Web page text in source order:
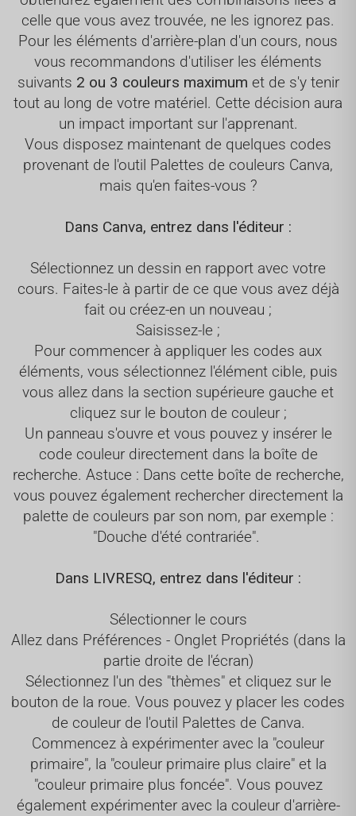
celle que vous avez trouvée, ne les ignorez pas.
Pour les éléments d'arrière-plan d'un cours, nous
vous recommandons d'utiliser les éléments
suivants 2 ou 3 couleurs maximum et de s'y tenir
tout au long de votre matériel. Cette décision aura
un impact important sur l'apprenant.
Vous disposez maintenant de quelques codes
provenant de l'outil Palettes de couleurs Canva,
mais qu'en faites-vous ?
Dans Canva, entrez dans l'éditeur :
Sélectionnez un dessin en rapport avec votre
cours. Faites-le à partir de ce que vous avez déjà
fait ou créez-en un nouveau ;
Saisissez-le ;
Pour commencer à appliquer les codes aux
éléments, vous sélectionnez l'élément cible, puis
vous allez dans la section supérieure gauche et
cliquez sur le bouton de couleur ;
Un panneau s'ouvre et vous pouvez y insérer le
code couleur directement dans la boîte de
recherche. Astuce : Dans cette boîte de recherche,
vous pouvez également rechercher directement la
palette de couleurs par son nom, par exemple :
"Douche d'été contrariée".
Dans LIVRESQ, entrez dans l'éditeur :
Sélectionner le cours
Allez dans Préférences - Onglet Propriétés (dans la
partie droite de l'écran)
Sélectionnez l'un des "thèmes" et cliquez sur le
bouton de la roue. Vous pouvez y placer les codes
de couleur de l'outil Palettes de Canva.
Commencez à expérimenter avec la "couleur
primaire", la "couleur primaire plus claire" et la
"couleur primaire plus foncée". Vous pouvez
également expérimenter avec la couleur d'arrière-